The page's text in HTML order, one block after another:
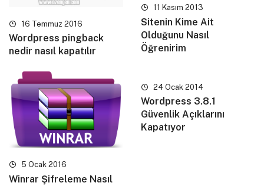
16 Temmuz 2016
Wordpress pingback
nedir nasıl kapatılır
11 Kasım 2013
Sitenin Kime Ait
Olduğunu Nasıl
Öğrenirim
5 Ocak 2016
Winrar Şifreleme Nasıl
24 Ocak 2014
Wordpress 3.8.1
Güvenlik Açıklarını
Kapatıyor